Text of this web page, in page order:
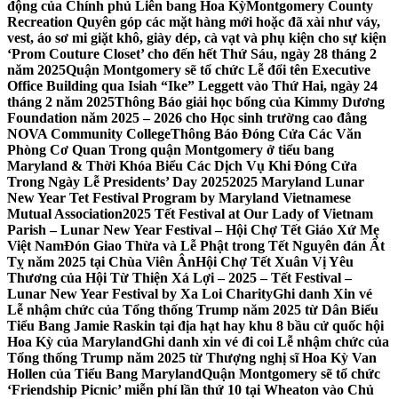
động của Chính phủ Liên bang Hoa KỳMontgomery County
Recreation Quyên góp các mặt hàng mới hoặc đã xài như váy,
vest, áo sơ mi giặt khô, giày dép, cà vạt và phụ kiện cho sự kiện
‘Prom Couture Closet’ cho đến hết Thứ Sáu, ngày 28 tháng 2
năm 2025Quận Montgomery sẽ tổ chức Lễ đổi tên Executive
Office Building qua Isiah “Ike” Leggett vào Thứ Hai, ngày 24
tháng 2 năm 2025Thông Báo giải học bổng của Kimmy Dương
Foundation năm 2025 – 2026 cho Học sinh trường cao đẳng
NOVA Community CollegeThông Báo Đóng Cửa Các Văn
Phòng Cơ Quan Trong quận Montgomery ở tiểu bang
Maryland & Thời Khóa Biểu Các Dịch Vụ Khi Đóng Cửa
Trong Ngày Lễ Presidents’ Day 20252025 Maryland Lunar
New Year Tet Festival Program by Maryland Vietnamese
Mutual Association2025 Tết Festival at Our Lady of Vietnam
Parish – Lunar New Year Festival – Hội Chợ Tết Giáo Xứ Mẹ
Việt NamĐón Giao Thừa và Lễ Phật trong Tết Nguyên đán Ất
Tỵ năm 2025 tại Chùa Viên ÂnHội Chợ Tết Xuân Vị Yêu
Thương của Hội Từ Thiện Xá Lợi – 2025 – Tết Festival –
Lunar New Year Festival by Xa Loi CharityGhi danh Xin vé
Lễ nhậm chức của Tổng thống Trump năm 2025 từ Dân Biểu
Tiểu Bang Jamie Raskin tại địa hạt hay khu 8 bầu cử quốc hội
Hoa Kỳ của MarylandGhi danh xin vé đi coi Lễ nhậm chức của
Tổng thống Trump năm 2025 từ Thượng nghị sĩ Hoa Kỳ Van
Hollen của Tiểu Bang MarylandQuận Montgomery sẽ tổ chức
‘Friendship Picnic’ miễn phí lần thứ 10 tại Wheaton vào Chủ